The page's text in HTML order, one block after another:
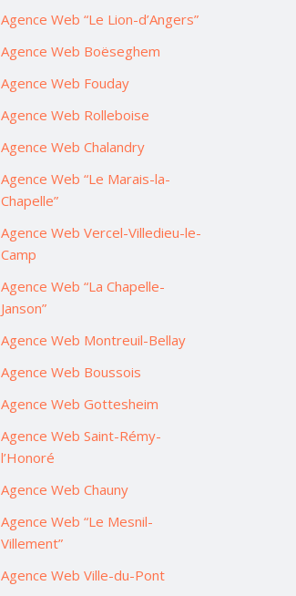
Agence Web “Le Lion-d’Angers”
Agence Web Boëseghem
Agence Web Fouday
Agence Web Rolleboise
Agence Web Chalandry
Agence Web “Le Marais-la-
Chapelle”
Agence Web Vercel-Villedieu-le-
Camp
Agence Web “La Chapelle-
Janson”
Agence Web Montreuil-Bellay
Agence Web Boussois
Agence Web Gottesheim
Agence Web Saint-Rémy-
l’Honoré
Agence Web Chauny
Agence Web “Le Mesnil-
Villement”
Agence Web Ville-du-Pont